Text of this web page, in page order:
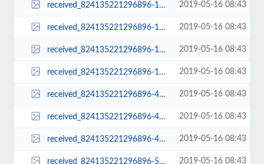
received_824135221296896-1080x1673.jpeg 2019-05-16 08:43
received_824135221296896-1080x675.jpeg 2019-05-16 08:43
received_824135221296896-150x150.jpeg 2019-05-16 08:43
received_824135221296896-194x300.jpeg 2019-05-16 08:43
received_824135221296896-400x250.jpeg 2019-05-16 08:43
received_824135221296896-400x284.jpeg 2019-05-16 08:43
received_824135221296896-400x516.jpeg 2019-05-16 08:43
received_824135221296896-510x382.jpeg 2019-05-16 08:43